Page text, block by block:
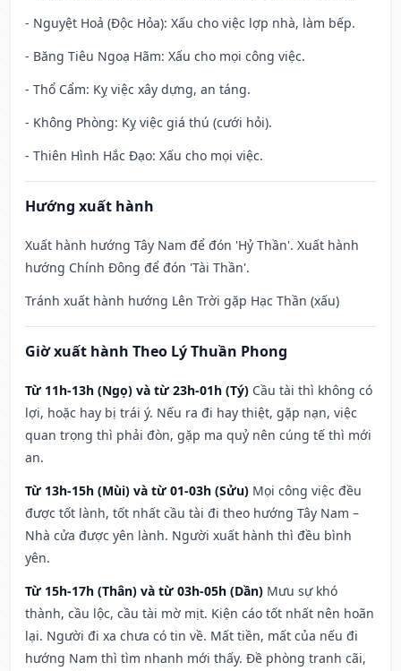
- Nguyệt Hoả (Độc Hỏa): Xấu cho việc lợp nhà, làm bếp.
- Băng Tiêu Ngoạ Hãm: Xấu cho mọi công việc.
- Thổ Cẩm: Kỵ việc xây dựng, an táng.
- Không Phòng: Kỵ việc giá thú (cưới hỏi).
- Thiên Hình Hắc Đạo: Xấu cho mọi việc.
Hướng xuất hành
Xuất hành hướng Tây Nam để đón 'Hỷ Thần'. Xuất hành
hướng Chính Đông để đón 'Tài Thần'.
Tránh xuất hành hướng Lên Trời gặp Hạc Thần (xấu)
Giờ xuất hành Theo Lý Thuần Phong
Từ 11h-13h (Ngọ) và từ 23h-01h (Tý) Cầu tài thì không có
lợi, hoặc hay bị trái ý. Nếu ra đi hay thiệt, gặp nạn, việc
quan trọng thì phải đòn, gặp ma quỷ nên cúng tế thì mới
an.
Từ 13h-15h (Mùi) và từ 01-03h (Sửu) Mọi công việc đều
được tốt lành, tốt nhất cầu tài đi theo hướng Tây Nam –
Nhà cửa được yên lành. Người xuất hành thì đều bình
yên.
Từ 15h-17h (Thân) và từ 03h-05h (Dần) Mưu sự khó
thành, cầu lộc, cầu tài mờ mịt. Kiện cáo tốt nhất nên hoãn
lại. Người đi xa chưa có tin về. Mất tiền, mất của nếu đi
hướng Nam thì tìm nhanh mới thấy. Đề phòng tranh cãi,